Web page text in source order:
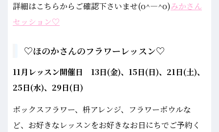
詳細はこちらからご確認下さいませ(o^―^o)みかさん
セッション♡
♡ほのかさんのフラワーレッスン♡
11月レッスン開催日 13日(金)、15日(日)、21日(土)、
25日(水)、29日(日)
ボックスフラワー、枡アレンジ、フラワーボウルな
ど、お好きなレッスンをお好きなお日にちでご予約く